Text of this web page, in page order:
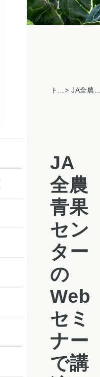
クラカグループか
らのお知らせ
トピックス一覧 > JA全農青果センターのWebセミナーで講演、
JA
全農
青果
セン
ター
の
Web
セミ
ナー
で講